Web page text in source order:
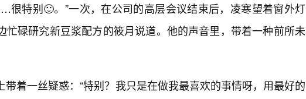
很特别🙂。”一次，在公司的高层会议结束后，凌寒望着窗外灯
忙碌研究新豆浆配方的筱月说道。他的声音里，带着一种前所未
带着一丝疑惑：“特别？我只是在做我最喜欢的事情呀，用最好的